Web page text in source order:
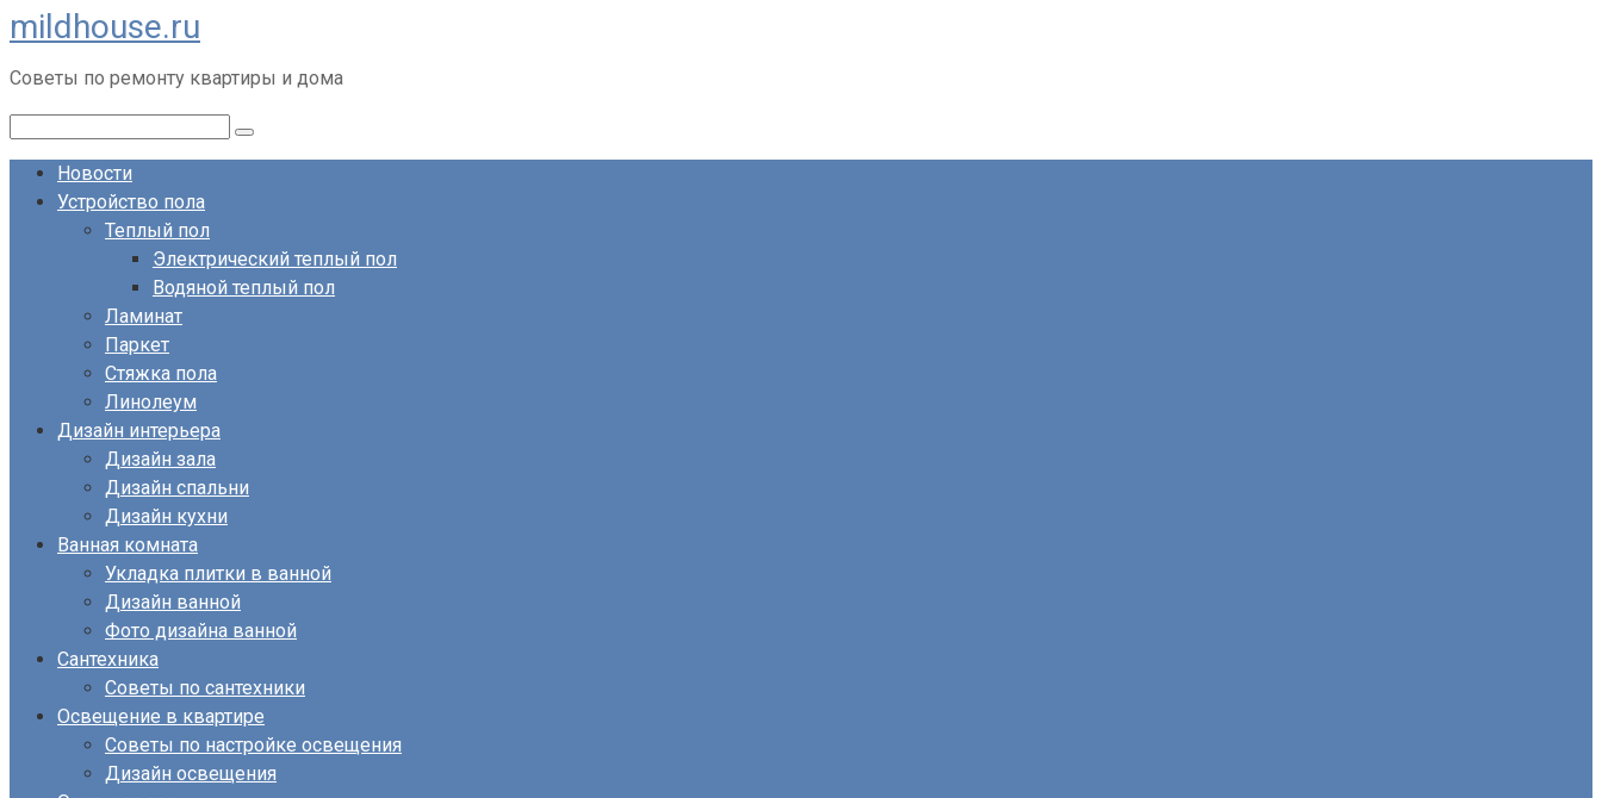
Перейти
к
контенту
mildhouse.ru
Советы по ремонту квартиры и дома
Новости
Устройство пола
Теплый пол
Электрический теплый пол
Водяной теплый пол
Ламинат
Паркет
Стяжка пола
Линолеум
Дизайн интерьера
Дизайн зала
Дизайн спальни
Дизайн кухни
Ванная комната
Укладка плитки в ванной
Дизайн ванной
Фото дизайна ванной
Сантехника
Советы по сантехники
Освещение в квартире
Советы по настройке освещения
Дизайн освещения